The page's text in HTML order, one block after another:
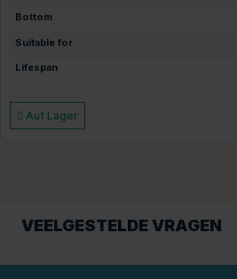
Suitable for
VEELGESTELDE VRAGEN